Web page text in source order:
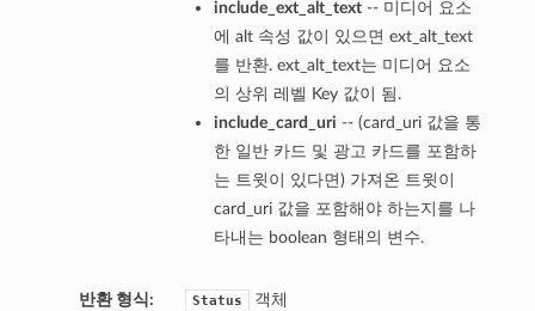
include_ext_alt_text-- 미디어 요소
에 alt 속성 값이 있으면 ext_alt_text
를 반환. ext_alt_text는 미디어 요소
의 상위 레벨 Key 값이 됨.
include_card_uri -- (card_uri 값을 통
한 일반 카드 및 광고 카드를 포함하
는 트윗이 있다면) 가져온 트윗이
card_uri 값을 포함해야 하는지를 나
타내는 boolean 형태의 변수.
반환 형식: Status 객체